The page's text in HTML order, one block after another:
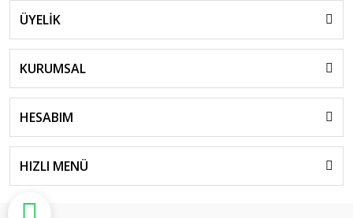
ÜYELİK
KURUMSAL
HESABIM
HIZLI MENÜ